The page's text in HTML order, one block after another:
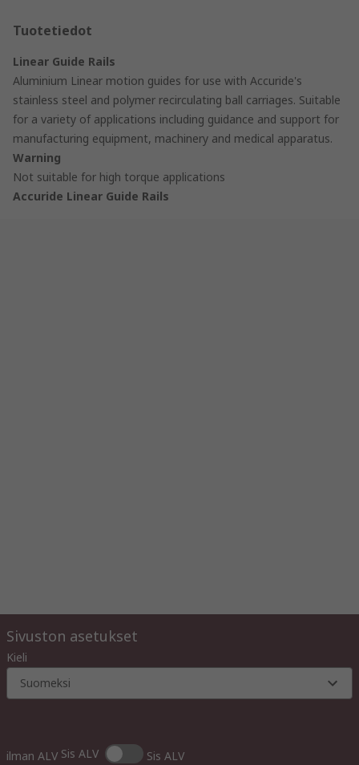
Tuotetiedot
Linear Guide Rails
Aluminium Linear motion guides for use with Accuride's
stainless steel and polymer recirculating ball carriages. Suitable
for a variety of applications including guidance and support for
manufacturing equipment, machinery and medical apparatus.
Warning
Not suitable for high torque applications
Accuride Linear Guide Rails
Sivuston asetukset
Kieli
Suomeksi
ilman ALV Sis ALV Sis ALV